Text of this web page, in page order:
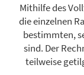
Mithilfe des
die einzelnen
bestimmten,
sind. Der
teilweise